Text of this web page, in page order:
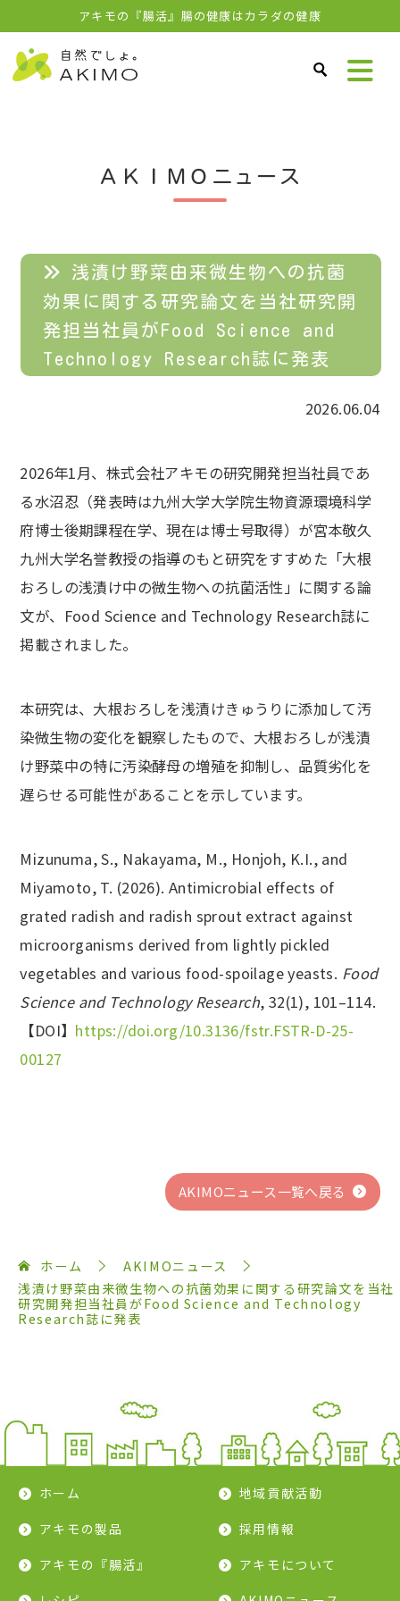
アキモの『腸活』腸の健康はカラダの健康
ＡＫＩＭＯニュース
浅漬け野菜由来微生物への抗菌
効果に関する研究論文を当社研究開
発担当社員がFood Science and
Technology Research誌に発表
2026.06.04
2026年1月、株式会社アキモの研究開発担当社員であ
る水沼忍（発表時は九州大学大学院生物資源環境科学
府博士後期課程在学、現在は博士号取得）が宮本敬久
九州大学名誉教授の指導のもと研究をすすめた「大根
おろしの浅漬け中の微生物への抗菌活性」に関する論
文が、 Food Science and Technology Research誌に
掲載されました。
本研究は、大根おろしを浅漬けきゅうりに添加して汚
染微生物の変化を観察したもので、大根おろしが浅漬
け野菜中の特に汚染酵母の増殖を抑制し、品質劣化を
遅らせる可能性があることを示しています。
Mizunuma, S., Nakayama, M., Honjoh, K.I., and
Miyamoto, T. (2026). Antimicrobial effects of
grated radish and radish sprout extract against
microorganisms derived from lightly pickled
vegetables and various food-spoilage yeasts. Food
Science and Technology Research, 32(1), 101–114.
【DOI】 https://doi.org/10.3136/fstr.FSTR-D-25-
00127
AKIMOニュース一覧へ戻る
ホーム
AKIMOニュース
浅漬け野菜由来微生物への抗菌効果に関する研究論文を当社
研究開発担当社員がFood Science and Technology
Research誌に発表
ホーム
アキモの製品
アキモの『腸活』
地域貢献活動
採用情報
アキモについて